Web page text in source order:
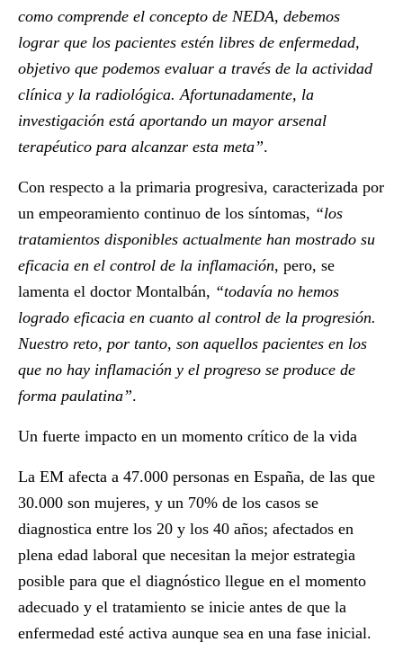
como comprende el concepto de NEDA, debemos
lograr que los pacientes estén libres de enfermedad,
objetivo que podemos evaluar a través de la actividad
clínica y la radiológica. Afortunadamente, la
investigación está aportando un mayor arsenal
terapéutico para alcanzar esta meta”.
Con respecto a la primaria progresiva, caracterizada por
un empeoramiento continuo de los síntomas, “los
tratamientos disponibles actualmente han mostrado su
eficacia en el control de la inflamación, pero, se
lamenta el doctor Montalbán, “todavía no hemos
logrado eficacia en cuanto al control de la progresión.
Nuestro reto, por tanto, son aquellos pacientes en los
que no hay inflamación y el progreso se produce de
forma paulatina”.
Un fuerte impacto en un momento crítico de la vida
La EM afecta a 47.000 personas en España, de las que
30.000 son mujeres, y un 70% de los casos se
diagnostica entre los 20 y los 40 años; afectados en
plena edad laboral que necesitan la mejor estrategia
posible para que el diagnóstico llegue en el momento
adecuado y el tratamiento se inicie antes de que la
enfermedad esté activa aunque sea en una fase inicial.